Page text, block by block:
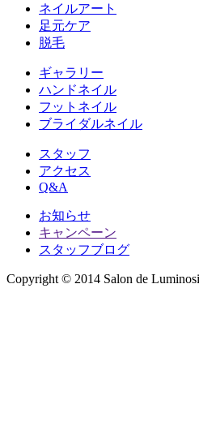
ネイルアート
足元ケア
脱毛
ギャラリー
ハンドネイル
フットネイル
ブライダルネイル
スタッフ
アクセス
Q&A
お知らせ
キャンペーン
スタッフブログ
Copyright © 2014 Salon de